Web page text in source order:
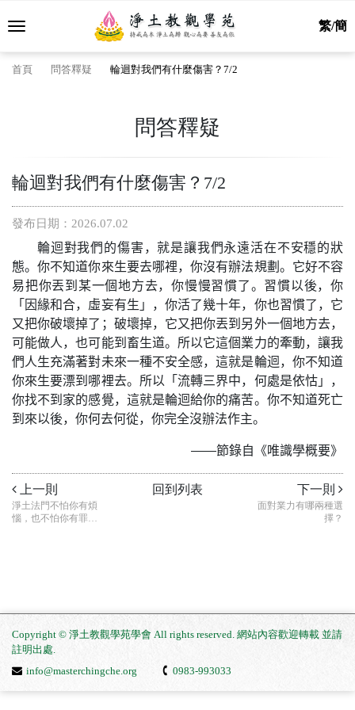
繁/簡
首頁 問答釋疑 輪迴對我們有什麼傷害？7/2
問答釋疑
輪迴對我們有什麼傷害？7/2
發布日期：2026.07.02
輪迴對我們的傷害，就是讓我們永遠活在不安穩的狀
態。你不知道你來生要去哪裡，你沒有辦法規劃。它好不容
易把你丟到某一個地方去，你慢慢習慣了。習慣以後，你
「因緣和合，虛妄有生」，你活了幾十年，你也習慣了，它
又把你破壞掉了；破壞掉，它又把你丟到另外一個地方去，
可能做人，也可能到畜生道。所以它這個業力的牽動，讓我
們人生充滿著對未來一種不安全感，這就是輪迴，你不知道
你來生要漂到哪裡去。所以「流轉三界中，何處是依怙」，
你找不到家的感覺，這就是輪迴給你的痛苦。你不知道死亡
到來以後，你何去何從，你完全沒辦法作主。
——節錄自《唯識學概要》
上一則
淨土法門不怕你有煩
惱，也不怕你有罪
回到列表 下一則
面對業力有哪兩種選
擇？
Copyright © 淨土教觀學苑學會 All rights reserved. 網站內容歡迎轉載 並請
註明出處.
info@masterchingche.org
0983-993033